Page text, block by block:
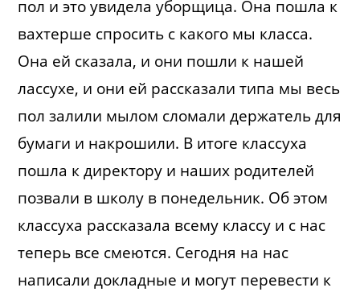
пол и это увидела уборщица. Она пошла к
вахтерше спросить с какого мы класса.
Она ей сказала, и они пошли к нашей
лассухе, и они ей рассказали типа мы весь
пол залили мылом сломали держатель для
бумаги и накрошили. В итоге классуха
пошла к директору и наших родителей
позвали в школу в понедельник. Об этом
классуха рассказала всему классу и с нас
теперь все смеются. Сегодня на нас
написали докладные и могут перевести к